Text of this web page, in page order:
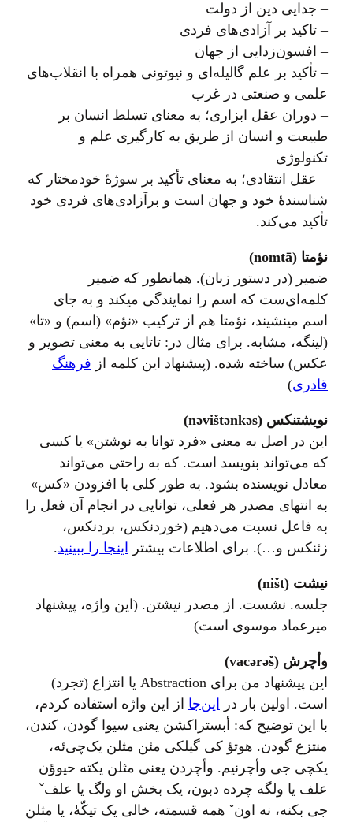
– جدایی دین از دولت
– تاکید بر آزادی‌های فردی
– افسون‌زدایی از جهان
– تأکید بر علم گالیله‌ای و نیوتونی همراه با انقلاب‌های
علمی و صنعتی در غرب
– دوران عقل ابزاری؛ به معنای تسلط انسان بر
طبیعت و انسان از طریق به کارگیری علم و
تکنولوژی
– عقل انتقادی؛ به معنای تأکید بر سوژهٔ خودمختار که
شناسندهٔ خود و جهان است و برآزادی‌های فردی خود
تأکید می‌کند.
نؤمتا (nomtā)
ضمیر (در دستور زبان). همانطور که ضمیر
کلمه‌ای‌ست که اسم را نمایندگی میکند و به جای
اسم مینشیند، نؤمتا هم از ترکیب «نؤم» (اسم) و «تا»
(لینگه، مشابه. برای مثال در: تاتایی به معنی تصویر و
عکس) ساخته شده. (پیشنهاد این کلمه از فرهنگ
قادری)
نویشتنکس (nəvištənkəs)
این در اصل به معنی «فرد توانا به نوشتن» یا کسی
که می‌تواند بنویسد است. که به راحتی می‌تواند
معادل نویسنده بشود. به طور کلی با افزودن «کس»
به انتهای مصدر هر فعلی، توانایی در انجام آن فعل را
به فاعل نسبت می‌دهیم (خوردنکس، بردنکس،
زئنکس و…). برای اطلاعات بیشتر
اینجا را ببینید.
نیشت (ništ)
جلسه. نشست. از مصدر نیشتن. (این واژه، پیشنهاد
میرعماد موسوی است)
وأچرش (vacərəš)
این پیشنهاد من برای Abstraction یا انتزاع (تجرد)
است. اولین بار در
این‌جا از این واژه استفاده کردم،
با این توضیح که: أبستراکشن یعنی سیوا گودن، کندن،
منتزع گودن. هوتؤ کی گیلکی مئن مثلن یک‌چی‌ئه،
یکچی جی وأچرنیم. وأچردن یعنی مثلن یکته حیوؤن
علف یا ولگه چرده دبون، یک بخش او ولگ یا علفˇ
جی بکنه، نه اونˇ همه قسمته، خالی یک تیکّهٰ، یا مثلن